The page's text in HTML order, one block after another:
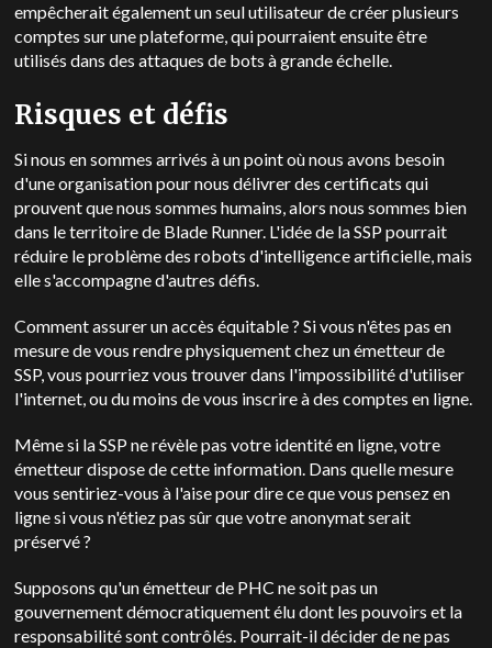
empêcherait également un seul utilisateur de créer plusieurs
comptes sur une plateforme, qui pourraient ensuite être
utilisés dans des attaques de bots à grande échelle.
Risques et défis
Si nous en sommes arrivés à un point où nous avons besoin
d'une organisation pour nous délivrer des certificats qui
prouvent que nous sommes humains, alors nous sommes bien
dans le territoire de Blade Runner. L'idée de la SSP pourrait
réduire le problème des robots d'intelligence artificielle, mais
elle s'accompagne d'autres défis.
Comment assurer un accès équitable ? Si vous n'êtes pas en
mesure de vous rendre physiquement chez un émetteur de
SSP, vous pourriez vous trouver dans l'impossibilité d'utiliser
l'internet, ou du moins de vous inscrire à des comptes en ligne.
Même si la SSP ne révèle pas votre identité en ligne, votre
émetteur dispose de cette information. Dans quelle mesure
vous sentiriez-vous à l'aise pour dire ce que vous pensez en
ligne si vous n'étiez pas sûr que votre anonymat serait
préservé ?
Supposons qu'un émetteur de PHC ne soit pas un
gouvernement démocratiquement élu dont les pouvoirs et la
responsabilité sont contrôlés. Pourrait-il décider de ne pas